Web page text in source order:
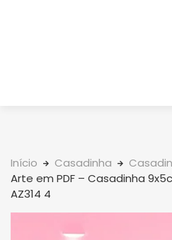
Início Casadinha
Arte em PDF – Casadinha
AZ314 4